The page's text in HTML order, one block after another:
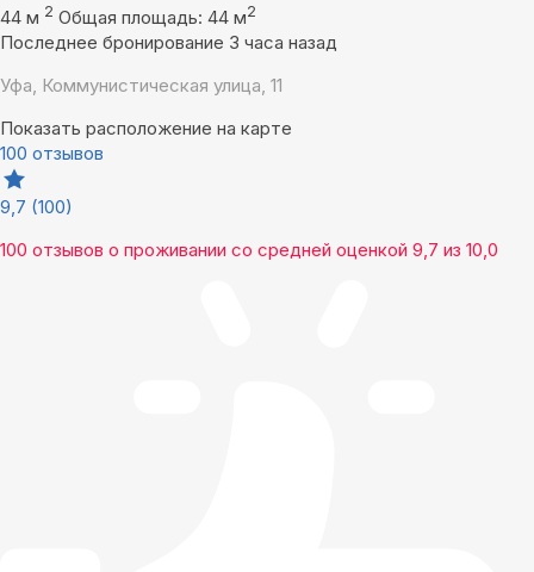
44 м 2 Общая площадь: 44 м2
Последнее бронирование 3 часа назад
Уфа, Коммунистическая улица, 11
Показать расположение на карте
100 отзывов
9,7 (100)
100 отзывов о проживании со средней оценкой 9,7 из 10,0